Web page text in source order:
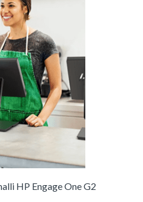
HP Engage One G2